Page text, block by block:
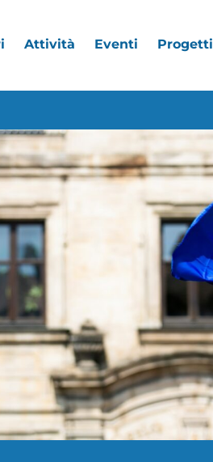
Attività Eventi Progetti